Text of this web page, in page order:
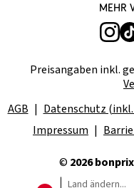
Mehr
Preisangaben inkl.
AGB
Datenschutz
Impressum
© 2026
Land ändern...